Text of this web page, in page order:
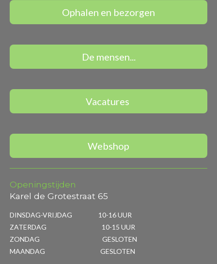
Ophalen en bezorgen
De mensen...
Vacatures
Webshop
Openingstijden
Karel de Grotestraat 65
DINSDAG-VRIJDAG 10-16 UUR
ZATERDAG 10-15 UUR
ZONDAG GESLOTEN
MAANDAG GESLOTEN